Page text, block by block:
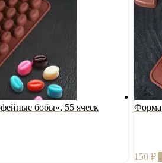
бобы», 55 ячеек Форма
150 ₽